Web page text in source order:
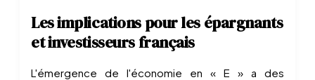
Les implications pour les épargnants
et investisseurs français
L'émergence de l'économie en « E » a des